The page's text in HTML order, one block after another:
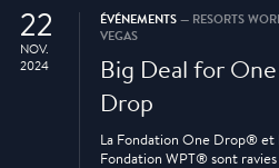
22
NOV.
2024
ÉVÉNEMENTS — RESORTS
VEGAS
Big Deal for One
Drop
La Fondation One Drop® et
Fondation WPT® sont